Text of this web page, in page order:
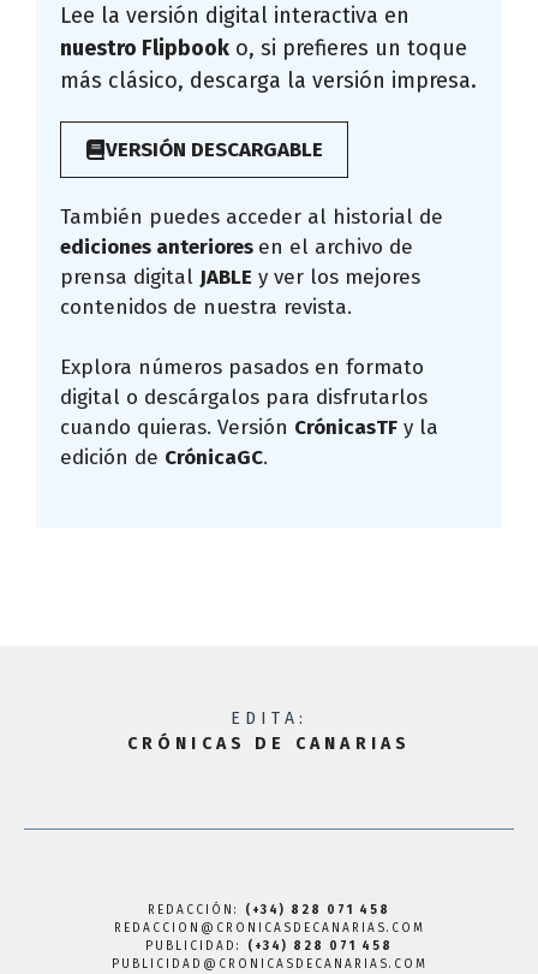
Lee la versión digital interactiva en
nuestro Flipbook o, si prefieres un toque
más clásico, descarga la versión impresa.
VERSIÓN DESCARGABLE
También puedes acceder al historial de
ediciones anteriores en el archivo de
prensa digital JABLE y ver los mejores
contenidos de nuestra revista.
Explora números pasados en formato
digital o descárgalos para disfrutarlos
cuando quieras. Versión CrónicasTF y la
edición de CrónicaGC.
EDITA:
CRÓNICAS DE CANARIAS
REDACCIÓN: (+34) 828 071 458
REDACCION@CRONICASDECANARIAS.COM
PUBLICIDAD: (+34) 828 071 458
PUBLICIDAD@CRONICASDECANARIAS.COM